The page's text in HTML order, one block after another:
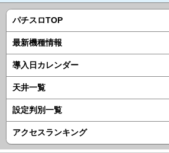
パチスロTOP
最新機種情報
導入日カレンダー
天井一覧
設定判別一覧
アクセスランキング